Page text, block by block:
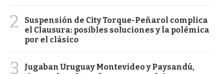
2
Suspensión de City Torque-Peñarol complica
el Clausura: posibles soluciones y la polémica
por el clásico
3
Jugaban Uruguay Montevideo y Paysandú,